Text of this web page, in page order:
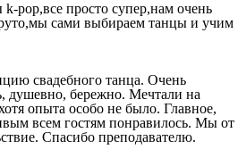
pop,все просто супер,нам очень
сами выбираем танцы и учим
свадебного танца. Очень
душевно, бережно. Мечтали на
опыта особо не было. Главное,
всем гостям понравилось. Мы от
Спасибо преподавателю.